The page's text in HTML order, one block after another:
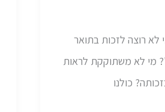
לא רוצה לזכות בתואר
מי לא משתוקקת לראות
כולנו